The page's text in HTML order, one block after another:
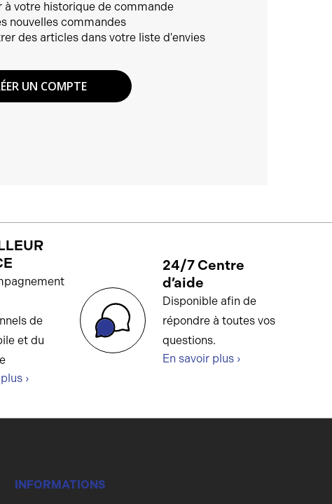
à votre historique de commande
nouvelles commandes
des articles dans votre liste d'envies
UN COMPTE
de
et du
›
24/7 Centre
d’aide
Disponible afin de
répondre à toutes vos
questions.
En savoir plus ›
INFORMATIONS